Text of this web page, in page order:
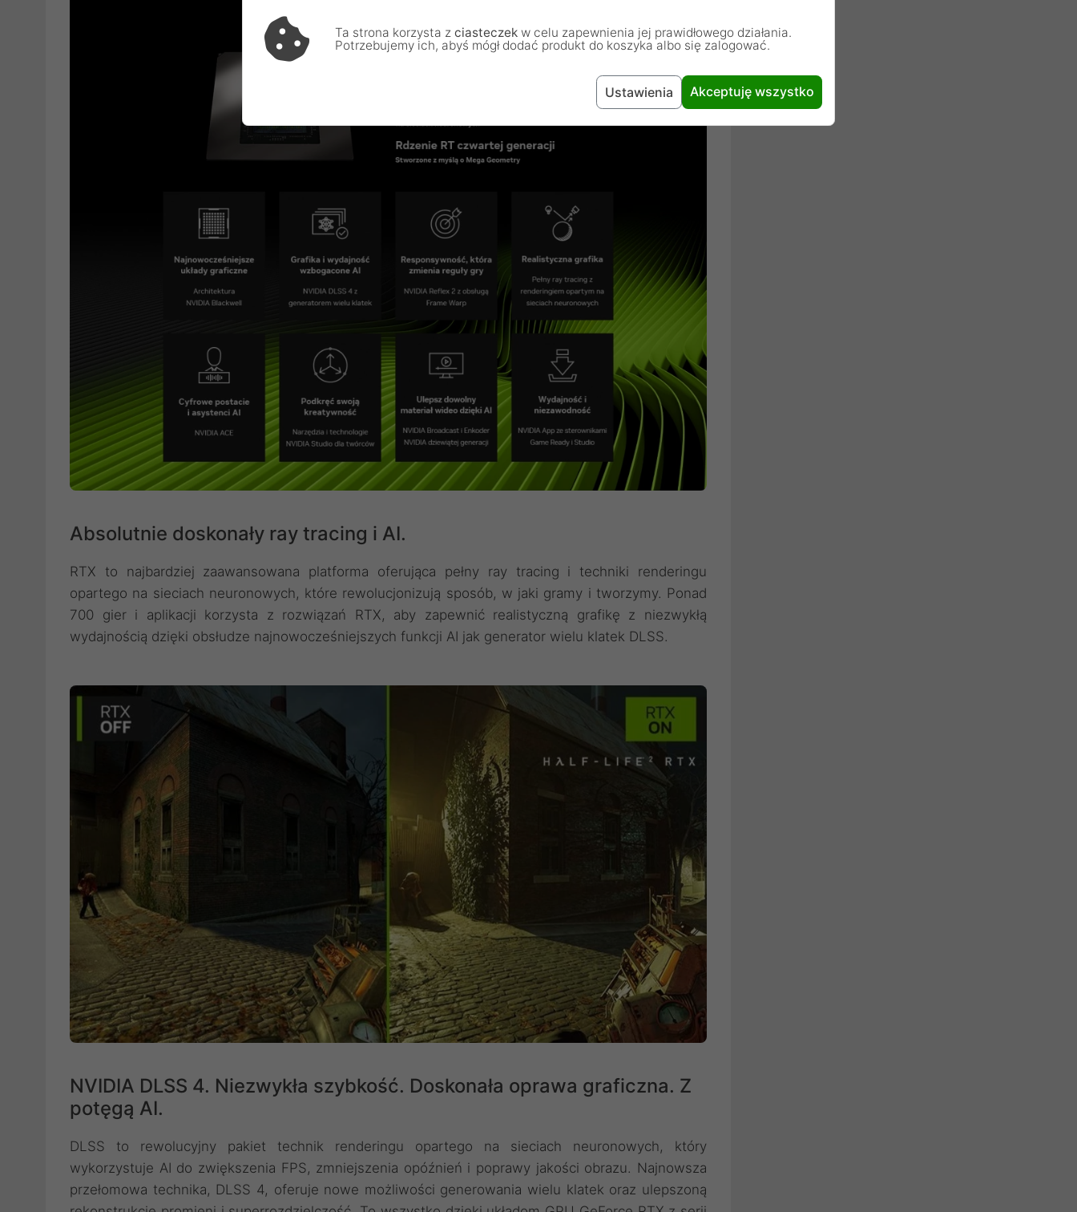
Absolutnie doskonały ray tracing i AI.
RTX to najbardziej zaawansowana platforma oferująca pełny ray tracing i techniki renderingu
opartego na sieciach neuronowych, które rewolucjonizują sposób, w jaki gramy i tworzymy. Ponad
700 gier i aplikacji korzysta z rozwiązań RTX, aby zapewnić realistyczną grafikę z niezwykłą
wydajnością dzięki obsłudze najnowocześniejszych funkcji AI jak generator wielu klatek DLSS.
NVIDIA DLSS 4. Niezwykła szybkość. Doskonała oprawa graficzna. Z
potęgą AI.
DLSS to rewolucyjny pakiet technik renderingu opartego na sieciach neuronowych, który
wykorzystuje AI do zwiększenia FPS, zmniejszenia opóźnień i poprawy jakości obrazu. ‌Najnowsza
przełomowa technika, DLSS 4, oferuje nowe możliwości generowania wielu klatek oraz ulepszoną
Ta strona korzysta z ciasteczek w celu zapewnienia jej prawidłowego działania.
Potrzebujemy ich, abyś mógł dodać produkt do koszyka albo się zalogować.
Ustawienia Akceptuję wszystko